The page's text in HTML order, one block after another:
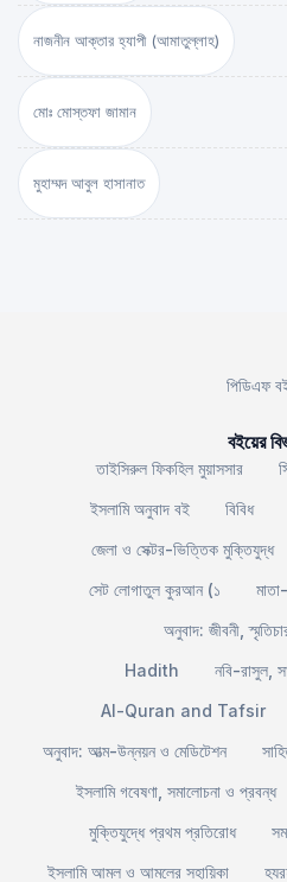
নাজনীন আক্তার হ্যাপী (আমাতুল্লাহ)
মোঃ মোস্তফা জামান
মুহাম্মদ আবুল হাসানাত
পিডিএফ
বইয়ের
তাইসিরুল ফিকহিল মুয়াসসার
ইসলামি অনুবাদ বই
বিবিধ
জেলা ও সেক্টর-ভিত্তিক মুক্তিযুদ্ধ
সেট লোগাতুল কুরআন (১
অনুবাদ: জীবনী,
Hadith
নবি-রাসুল,
Al-Quran and Tafsir
অনুবাদ: আত্ম-উন্নয়ন ও মেডিটেশন
ইসলামি গবেষণা, সমালোচনা ও প্রবন্ধ
মুক্তিযুদ্ধে প্রথম প্রতিরোধ
ইসলামি আমল ও আমলের সহায়িকা